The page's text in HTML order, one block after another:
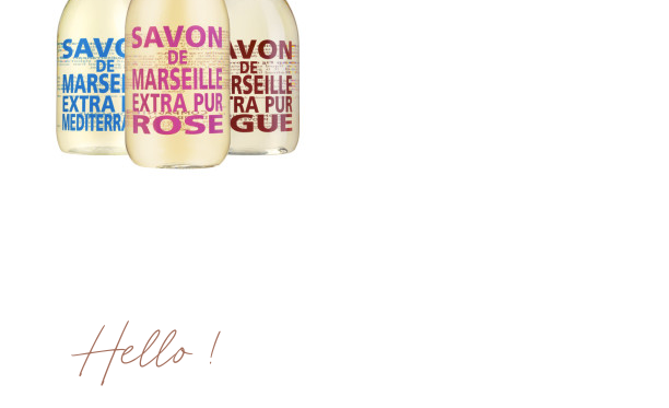
vous aider ?
ME CONTACTER
WORK WITH ME
MES FORMATIONS
Hello !